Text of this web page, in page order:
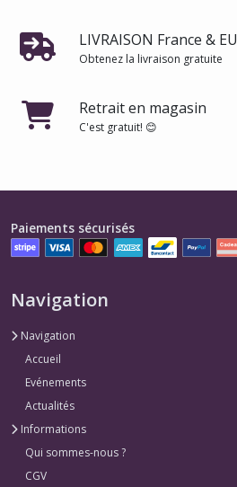
LIVRAISON France & EU
Obtenez la livraison gratuite
Retrait en magasin
C'est gratuit! 😊
Paiements sécurisés
Navigation
Navigation
Accueil
Evénements
Actualités
Informations
Qui sommes-nous ?
CGV